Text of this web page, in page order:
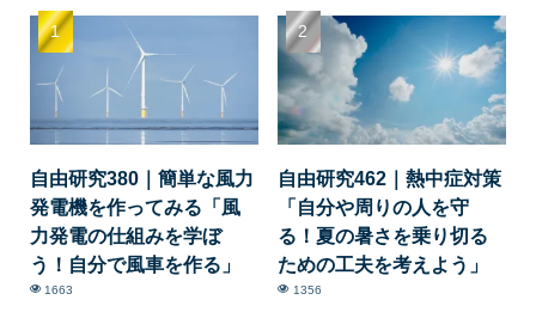
自由研究380｜簡単な風力
発電機を作ってみる「風
力発電の仕組みを学ぼ
う！自分で風車を作る」
1663
自由研究462｜熱中症対策
「自分や周りの人を守
る！夏の暑さを乗り切る
ための工夫を考えよう」
1356